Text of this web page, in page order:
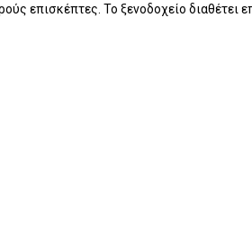
επισκέπτες. Το ξενοδοχείο διαθέτει